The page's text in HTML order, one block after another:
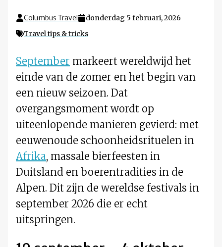
Columbus Travel
donderdag 5 februari, 2026
Travel tips & tricks
September markeert wereldwijd het
einde van de zomer en het begin van
een nieuw seizoen. Dat
overgangsmoment wordt op
uiteenlopende manieren gevierd: met
eeuwenoude schoonheidsrituelen in
Afrika, massale bierfeesten in
Duitsland en boerentradities in de
Alpen. Dit zijn de wereldse festivals in
september 2026 die er echt
uitspringen.